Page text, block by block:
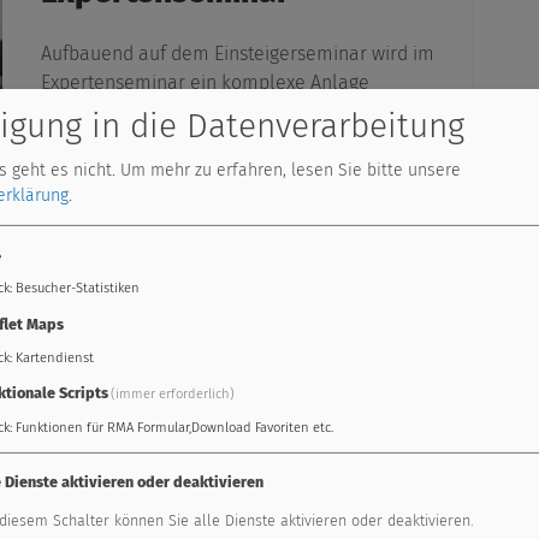
Aufbauend auf dem Einsteigerseminar wird im
Expertenseminar ein komplexe Anlage
programmiert und ein Schwerpunkt auf den
CAN-Bus und Modbus gelegt. Darüber hinaus
wird unter anderem auch das Datenlogging
behandelt und eine Visualisierung erstellt.
und Webinaren schneller.
Infos zu Restplätzen geben wir über unseren
zu Seminaren und Webinaren zusätzlich benachrichtigt
in die Datenverarbeitung
geht es nicht. Um mehr zu erfahren, lesen Sie bitte unsere
.
: Besucher-Statistiken
Maps
: Kartendienst
Scripts(immer erforderlich)
: Funktionen für RMA Formular,Download Favoriten etc.
Dienste aktivieren oder deaktivieren
Schalter können Sie alle Dienste aktivieren oder deaktivieren.